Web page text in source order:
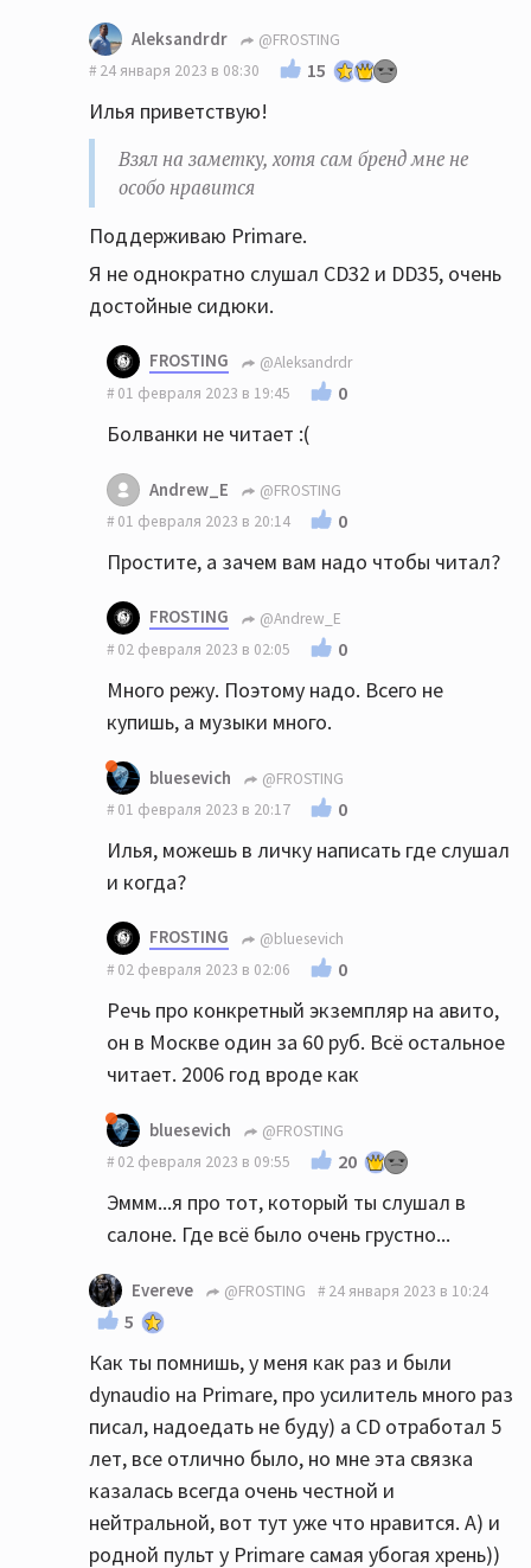
Aleksandrdr
@FROSTING
24 января 2023 в 08:30
15
Илья приветствую!
Взял на заметку, хотя сам бренд мне не
особо нравится
Поддерживаю Primare.
Я не однократно слушал CD32 и DD35, очень
достойные сидюки.
FROSTING
@Aleksandrdr
01 февраля 2023 в 19:45
0
Болванки не читает :(
Andrew_E
@FROSTING
01 февраля 2023 в 20:14
0
Простите, а зачем вам надо чтобы читал?
FROSTING
@Andrew_E
02 февраля 2023 в 02:05
0
Много режу. Поэтому надо. Всего не
купишь, а музыки много.
bluesevich
@FROSTING
01 февраля 2023 в 20:17
0
Илья, можешь в личку написать где слушал
и когда?
FROSTING
@bluesevich
02 февраля 2023 в 02:06
0
Речь про конкретный экземпляр на авито,
он в Москве один за 60 руб. Всё остальное
читает. 2006 год вроде как
bluesevich
@FROSTING
02 февраля 2023 в 09:55
20
Эммм...я про тот, который ты слушал в
салоне. Где всё было очень грустно...
Evereve @FROSTING 24 января 2023 в 10:24
5
Как ты помнишь, у меня как раз и были
dynaudio на Primare, про усилитель много раз
писал, надоедать не буду) а CD отработал 5
лет, все отлично было, но мне эта связка
казалась всегда очень честной и
нейтральной, вот тут уже что нравится. А) и
родной пульт у Primare самая убогая хрень))